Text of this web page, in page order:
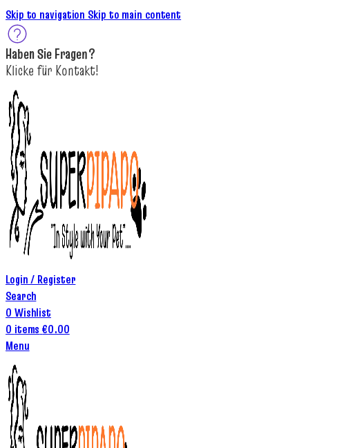
Skip to navigation Skip to main content
Haben SieFragen?
Klicke für Kontakt!
Login / Register
Search
0 Wishlist
0 items €0.00
Menu